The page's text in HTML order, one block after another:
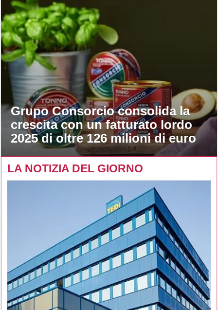
Grupo Consorcio consolida la
crescita con un fatturato lordo
2025 di oltre 126 milioni di euro
LA NOTIZIA DEL GIORNO